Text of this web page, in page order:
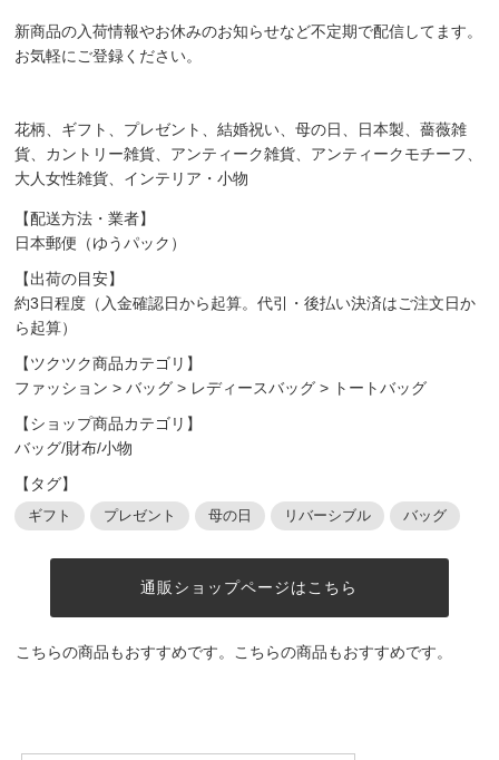
新商品の入荷情報やお休みのお知らせなど不定期で配信してます。
お気軽にご登録ください。
花柄、ギフト、プレゼント、結婚祝い、母の日、日本製、薔薇雑
貨、カントリー雑貨、アンティーク雑貨、アンティークモチーフ、
大人女性雑貨、インテリア・小物
【配送方法・業者】
日本郵便（ゆうパック）
【出荷の目安】
約3日程度（入金確認日から起算。代引・後払い決済はご注文日か
ら起算）
【ツクツク商品カテゴリ】
ファッション >バッグ > レディースバッグ > トートバッグ
【ショップ商品カテゴリ】
バッグ/財布/小物
【タグ】
ギフト プレゼント 母の日 リバーシブル バッグ
通販ショップページはこちら
こちらの商品もおすすめです。こちらの商品もおすすめです。